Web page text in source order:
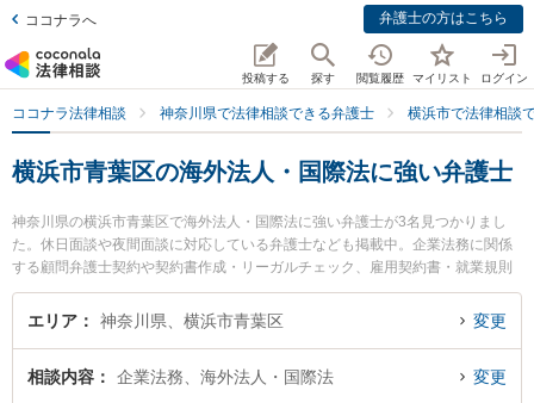
ココナラへ 弁護士の方はこちら
投稿する 探す 閲覧履歴 マイリスト ログイン
ココナラ法律相談 神奈川県で法律相談できる弁護士 横浜市で法律相談
横浜市青葉区の海外法人・国際法に強い弁護士
神奈川県の横浜市青葉区で海外法人・国際法に強い弁護士が3名見つかりまし
た。休日面談や夜間面談に対応している弁護士なども掲載中。企業法務に関係
する顧問弁護士契約や契約書作成・リーガルチェック、雇用契約書・就業規則
作成等の細かな分野での絞り込み検索もでき便利です。特に青葉あけぼの法律
事務所の小林 理英弁護士やアスールたまプラ法律事務所の猪野 匡史弁護士、あ
人・国際法のトラブルを今すぐに弁護士に相談したい』『海外法人・国際法の
エリア 神奈川県、横浜市青葉区 変更
相談内容 企業法務、海外法人・国際法 変更